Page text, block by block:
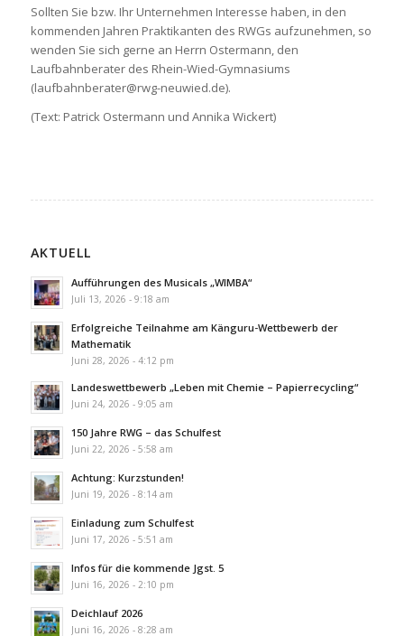
Sollten Sie bzw. Ihr Unternehmen Interesse haben, in den
kommenden Jahren Praktikanten des RWGs aufzunehmen, so
wenden Sie sich gerne an Herrn Ostermann, den
Laufbahnberater des Rhein-Wied-Gymnasiums
(laufbahnberater@rwg-neuwied.de).
(Text: Patrick Ostermann und Annika Wickert)
AKTUELL
Aufführungen des Musicals „WIMBA“
Juli 13, 2026 - 9:18 am
Erfolgreiche Teilnahme am Känguru-Wettbewerb der
Mathematik
Juni 28, 2026 - 4:12 pm
Landeswettbewerb „Leben mit Chemie – Papierrecycling“
Juni 24, 2026 - 9:05 am
150 Jahre RWG – das Schulfest
Juni 22, 2026 - 5:58 am
Achtung: Kurzstunden!
Juni 19, 2026 - 8:14 am
Einladung zum Schulfest
Juni 17, 2026 - 5:51 am
Infos für die kommende Jgst. 5
Juni 16, 2026 - 2:10 pm
Deichlauf 2026
Juni 16, 2026 - 8:28 am